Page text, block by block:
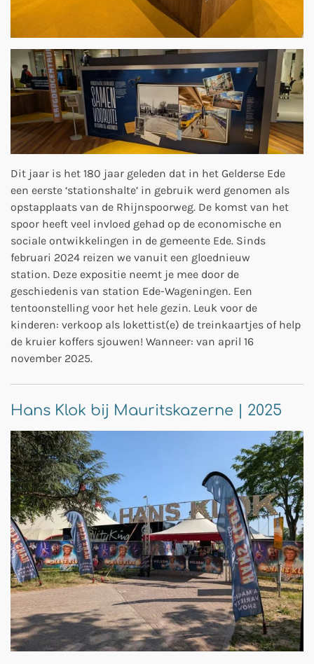
Dit jaar is het 180 jaar geleden dat in het Gelderse Ede
een eerste ‘stationshalte’ in gebruik werd genomen als
opstapplaats van de Rhijnspoorweg. De komst van het
spoor heeft veel invloed gehad op de economische en
sociale ontwikkelingen in de gemeente Ede. Sinds
februari 2024 reizen we vanuit een gloednieuw
station. Deze expositie neemt je mee door de
geschiedenis van station Ede-Wageningen. Een
tentoonstelling voor het hele gezin. Leuk voor de
kinderen: verkoop als lokettist(e) de treinkaartjes of help
de kruier koffers sjouwen! Wanneer: van april 16
november 2025.
Hans Klok bij Mauritskazerne | 2025